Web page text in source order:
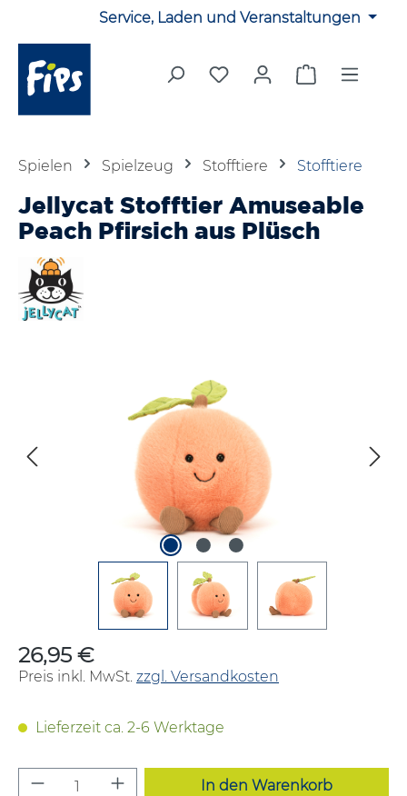
Zum Hauptinhalt springenService, Laden und Veranstaltungen
Du hast 0 Produkte auf
Warenkorb
Spielen Spielzeug Stofftiere Stofftiere
Jellycat Stofftier Amuseable
Peach Pfirsich aus Plüsch
Regulärer Preis:
26,95 €
Preis inkl. MwSt. zzgl. Versandkosten
Lieferzeit ca. 2-6 Werktage
Produkt Anzahl: Gib den
In den Warenkorb